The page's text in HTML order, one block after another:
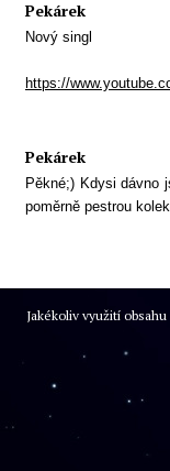
Pekárek
Nový singl
https://
Pekárek
Pěkné;) Kdysi dávno
poměrně pestrou
Jakékoliv využití